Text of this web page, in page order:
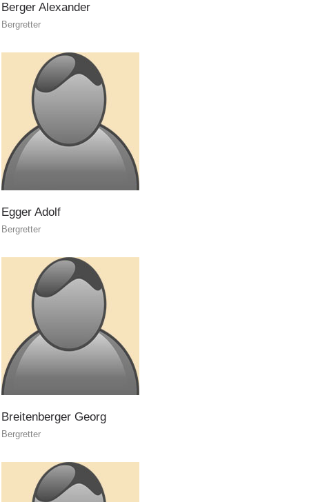
Richiesta di soccorso
Interventi
Berger Alexander
Bergretter
Egger Adolf
Bergretter
Breitenberger Georg
Bergretter